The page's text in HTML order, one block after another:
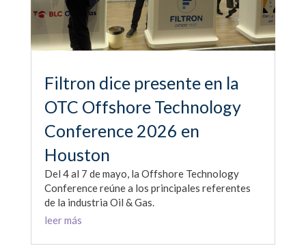
Filtron dice presente en la
OTC Offshore Technology
Conference 2026 en
Houston
Del 4 al 7 de mayo, la Offshore Technology
Conference reúne a los principales referentes
de la industria Oil & Gas.
leer más